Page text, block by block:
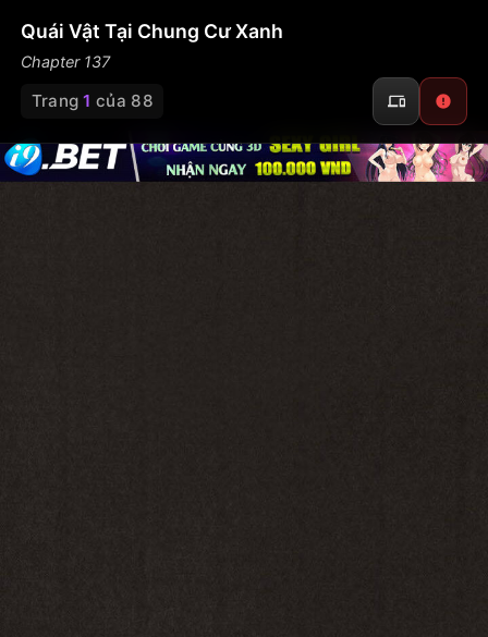
Quái Vật Tại Chung Cư Xanh
Chapter 137
Trang1 của 88